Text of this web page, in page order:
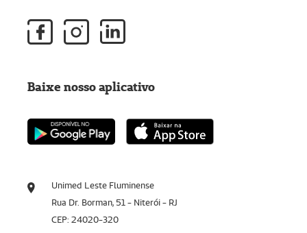
Unimed Leste Fluminense
Rua Dr. Borman, 51 - Niterói - RJ
CEP: 24020-320
Baixe nosso aplicativo